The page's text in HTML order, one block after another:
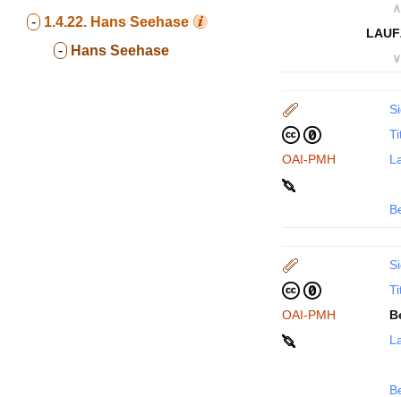
- 1.4.22. Hans Seehase
- Hans Seehase
∧
∨
OAI-PMH
OAI-PMH